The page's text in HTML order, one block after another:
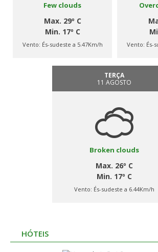
Few clouds
Max. 29º C
Min. 17º C
Vento: És-sudeste a 5.47Km/h Vento: És-
TERÇA
11 AGOSTO
Broken clouds
Max. 26º C
Min. 17º C
Vento: És-sudeste a 6.44Km/h
HÓTEIS